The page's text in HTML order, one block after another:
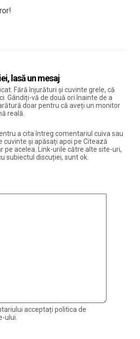
lasă un mesaj
Fără înjurături și cuvinte grele, că
Gândiți-vă de două ori înainte de a
doar pentru că aveți un monitor
reală.
a cita întreg comentariul cuiva sau
cuvinte și apăsați apoi pe Citează
pe acelea. Link-urile către alte site-uri,
subiectul discuției, sunt ok.
acceptați politica de
ului.